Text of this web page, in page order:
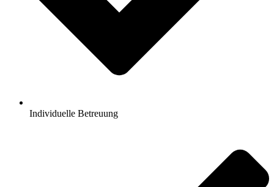
Individuelle Betreuung